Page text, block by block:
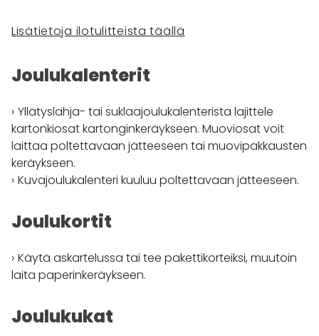
Lisätietoja ilotulitteista täällä
Joulukalenterit
Yllätyslahja- tai suklaajoulukalenterista lajittele
kartonkiosat kartonginkeräykseen. Muoviosat voit
laittaa poltettavaan jätteeseen tai muovipakkausten
keräykseen.
Kuvajoulukalenteri kuuluu poltettavaan jätteeseen.
Joulukortit
Käytä askartelussa tai tee pakettikorteiksi, muutoin
laita paperinkeräykseen.
Joulukukat